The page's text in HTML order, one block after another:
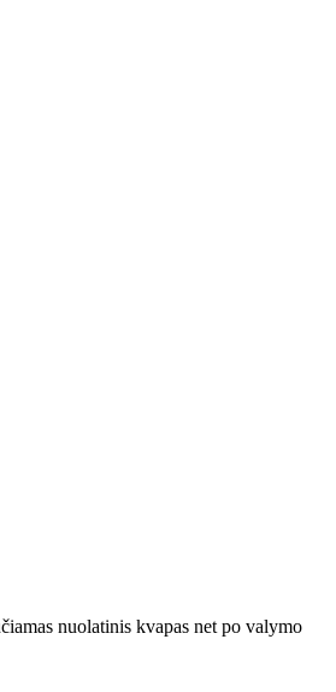
nuolatinis kvapas net po valymo